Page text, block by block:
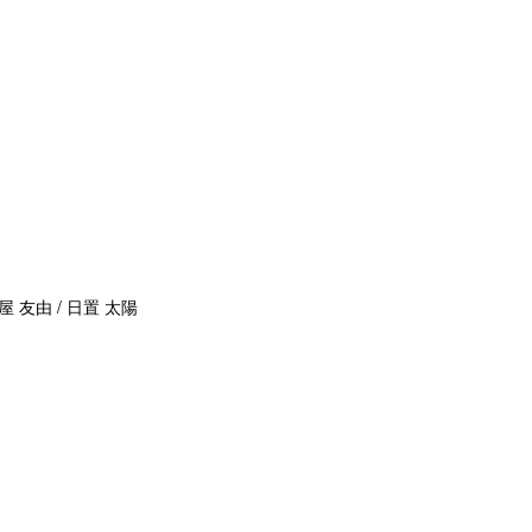
友由 / 日置 太陽